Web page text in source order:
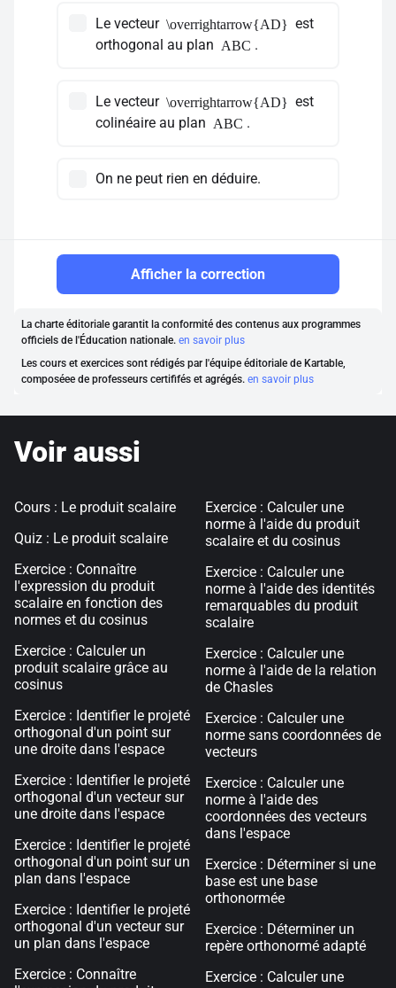
Le vecteur \overrightarrow{AD} est
orthogonal au plan ABC .
Le vecteur \overrightarrow{AD} est
colinéaire au plan ABC .
On ne peut rien en déduire.
Afficher la correction
La charte éditoriale garantit la conformité des contenus aux programmes
officiels de l'Éducation nationale. en savoir plus
Les cours et exercices sont rédigés par l'équipe éditoriale de Kartable,
composéee de professeurs certififés et agrégés. en savoir plus
Voir aussi
Cours : Le produit scalaire
Quiz : Le produit scalaire
Exercice : Connaître
l'expression du produit
scalaire en fonction des
normes et du cosinus
Exercice : Calculer un
produit scalaire grâce au
cosinus
Exercice : Identifier le projeté
orthogonal d'un point sur
une droite dans l'espace
Exercice : Identifier le projeté
orthogonal d'un vecteur sur
une droite dans l'espace
Exercice : Identifier le projeté
orthogonal d'un point sur un
plan dans l'espace
Exercice : Identifier le projeté
orthogonal d'un vecteur sur
un plan dans l'espace
Exercice : Connaître
Exercice : Calculer une
norme à l'aide du produit
scalaire et du cosinus
Exercice : Calculer une
norme à l'aide des identités
remarquables du produit
scalaire
Exercice : Calculer une
norme à l'aide de la relation
de Chasles
Exercice : Calculer une
norme sans coordonnées de
vecteurs
Exercice : Calculer une
norme à l'aide des
coordonnées des vecteurs
dans l'espace
Exercice : Déterminer si une
base est une base
orthonormée
Exercice : Déterminer un
repère orthonormé adapté
Exercice : Calculer une